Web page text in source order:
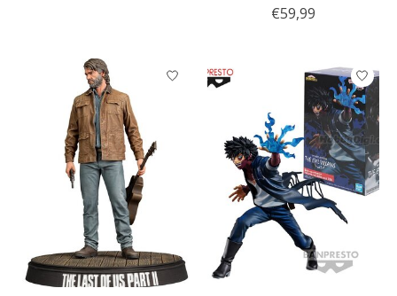
€59,99